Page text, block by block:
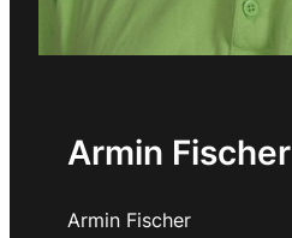
Armin Fischer
Armin Fischer